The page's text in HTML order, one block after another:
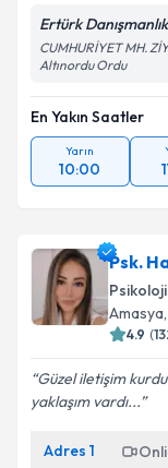
Ertürk
CUMHURİYET MH.
Altınordu Ordu
En Yakın Saatler
Yarın
10:00
Psk.
Psikoloji
Amasya
4.9 (
Güzel iletişim
yaklaşım vardı...
Adres 1